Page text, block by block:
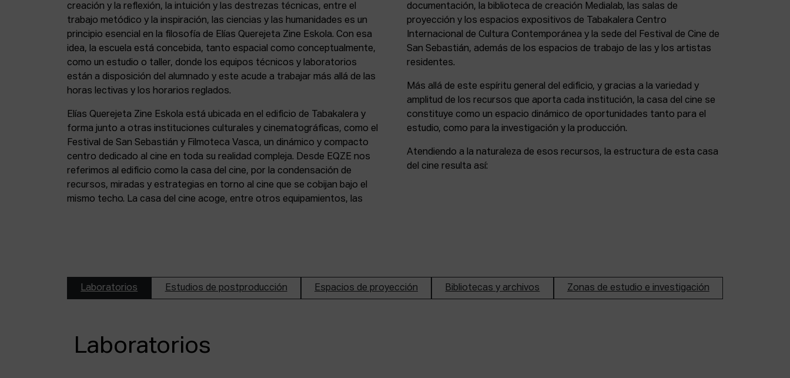
creación y la reflexión, la intuición y las destrezas técnicas, entre el
trabajo metódico y la inspiración, las ciencias y las humanidades es un
principio esencial en la filosofía de Elías Querejeta Zine Eskola. Con esa
idea, la escuela está concebida, tanto espacial como conceptualmente,
como un estudio o taller, donde los equipos técnicos y laboratorios
están a disposición del alumnado y este acude a trabajar más allá de las
horas lectivas y los horarios reglados.
Elías Querejeta Zine Eskola está ubicada en el edificio de Tabakalera y
forma junto a otras instituciones culturales y cinematográficas, como el
Festival de San Sebastián y Filmoteca Vasca, un dinámico y compacto
centro dedicado al cine en toda su realidad compleja. Desde EQZE nos
referimos al edificio como la casa del cine, por la condensación de
recursos, miradas y estrategias en torno al cine que se cobijan bajo el
mismo techo. La casa del cine acoge, entre otros equipamientos, las
documentación, la biblioteca de creación Medialab, las salas de
proyección y los espacios expositivos de Tabakalera Centro
Internacional de Cultura Contemporánea y la sede del Festival de Cine de
San Sebastián, además de los espacios de trabajo de las y los artistas
residentes.
Más allá de este espíritu general del edificio, y gracias a la variedad y
amplitud de los recursos que aporta cada institución, la casa del cine se
constituye como un espacio dinámico de oportunidades tanto para el
estudio, como para la investigación y la producción.
Atendiendo a la naturaleza de esos recursos, la estructura de esta casa
del cine resulta así:
Laboratorios Estudios de postproducción Espacios de proyección Bibliotecas y archivos Zonas de estudio e investigación
Laboratorios